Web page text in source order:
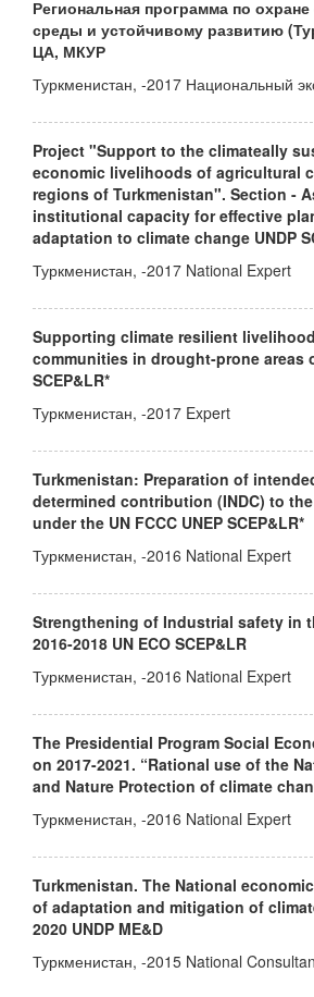
Региональная программа по
среды и устойчивому развитию
ЦА, МКУР
Туркменистан, -2017 Национальный
Project "Support to the climateally
economic livelihoods of agricultural
regions of Turkmenistan". Section -
institutional capacity for effective
adaptation to climate change UNDP
Туркменистан, -2017 National Expert
Supporting climate resilient
communities in drought-prone areas
SCEP&LR*
Туркменистан, -2017 Expert
Turkmenistan: Preparation of
determined contribution (INDC) to
under the UN FCCC UNEP SCEP&LR*
Туркменистан, -2016 National Expert
Strengthening of Industrial safety in
2016-2018 UN ECO SCEP&LR
Туркменистан, -2016 National Expert
The Presidential Program Social
on 2017-2021. “Rational use of the
and Nature Protection of climate
Туркменистан, -2016 National Expert
Turkmenistan. The National
of adaptation and mitigation of
2020 UNDP ME&D
Туркменистан, -2015 National